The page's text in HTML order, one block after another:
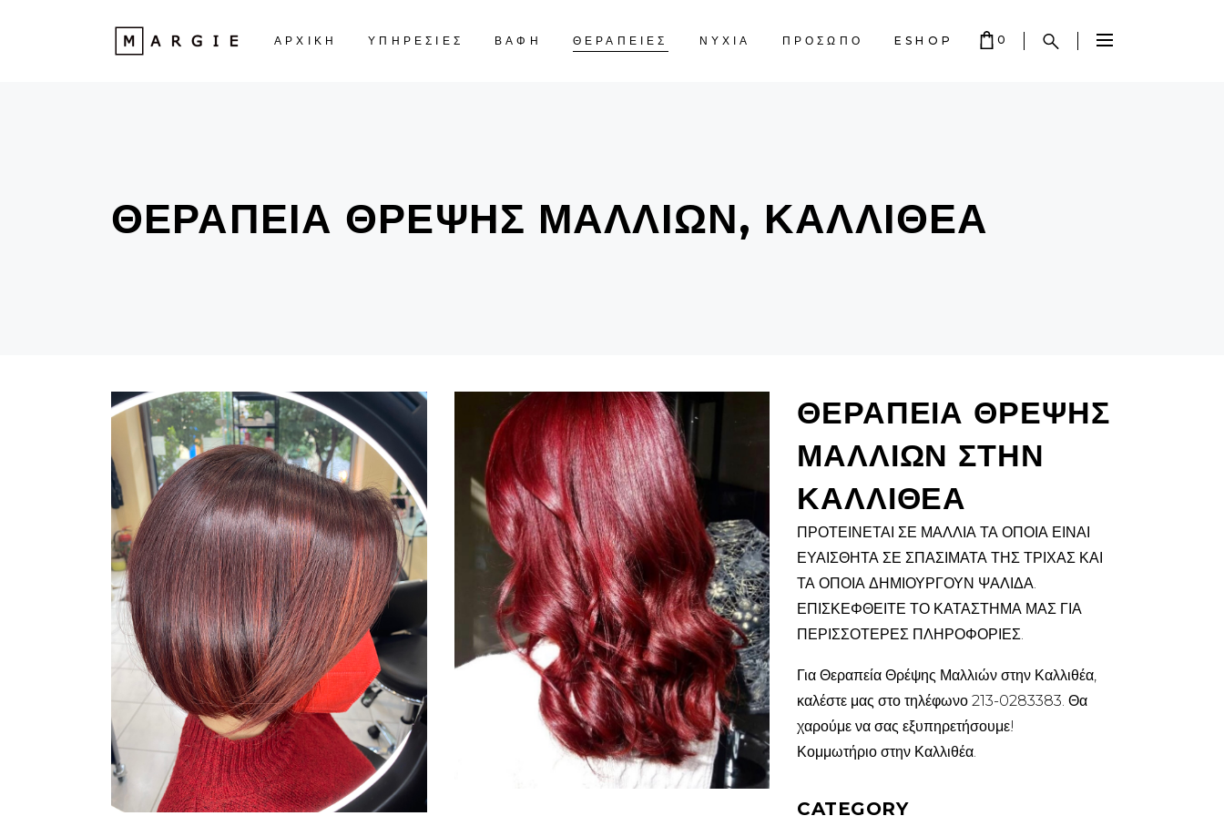
ΑΡΧΙΚΗ ΥΠΗΡΕΣΙΕΣ ΒΑΦΗ ΘΕΡΑΠΕΙΕΣ ΝΥΧΙΑ ΠΡΟΣΩΠΟ ESHOP 0
ΘΕΡΑΠΕΊΑ ΘΡΈΨΗΣ ΜΑΛΛΙΏΝ, ΚΑΛΛΙΘΈΑ
ΘΕΡΑΠΕΙΑ ΘΡΕΨΗΣ
ΜΑΛΛΙΩΝ ΣΤΗΝ
ΚΑΛΛΙΘΕΑ
ΠΡΟΤΕΙΝΕΤΑΙ ΣΕ ΜΑΛΛΙΑ ΤΑ ΟΠΟΙΑ ΕΙΝΑΙ
ΕΥΑΙΣΘΗΤΑ ΣΕ ΣΠΑΣΙΜΑΤΑ ΤΗΣ ΤΡΙΧΑΣ ΚΑΙ
ΤΑ ΟΠΟΙΑ ΔΗΜΙΟΥΡΓΟΥΝ ΨΑΛΙΔΑ.
ΕΠΙΣΚΕΦΘΕΙΤΕ ΤΟ ΚΑΤΑΣΤΗΜΑ ΜΑΣ ΓΙΑ
ΠΕΡΙΣΣΟΤΕΡΕΣ ΠΛΗΡΟΦΟΡΙΕΣ.
Για Θεραπεία Θρέψης Μαλλιών στην Καλλιθέα,
καλέστε μας στο τηλέφωνο 213-0283383. Θα
χαρούμε να σας εξυπηρετήσουμε!
Κομμωτήριο στην Καλλιθέα.
CATEGORY